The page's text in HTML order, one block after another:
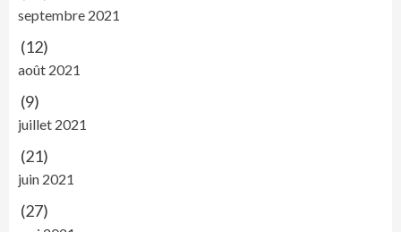
septembre 2021
(12)
août 2021
(9)
juillet 2021
(21)
juin 2021
(27)